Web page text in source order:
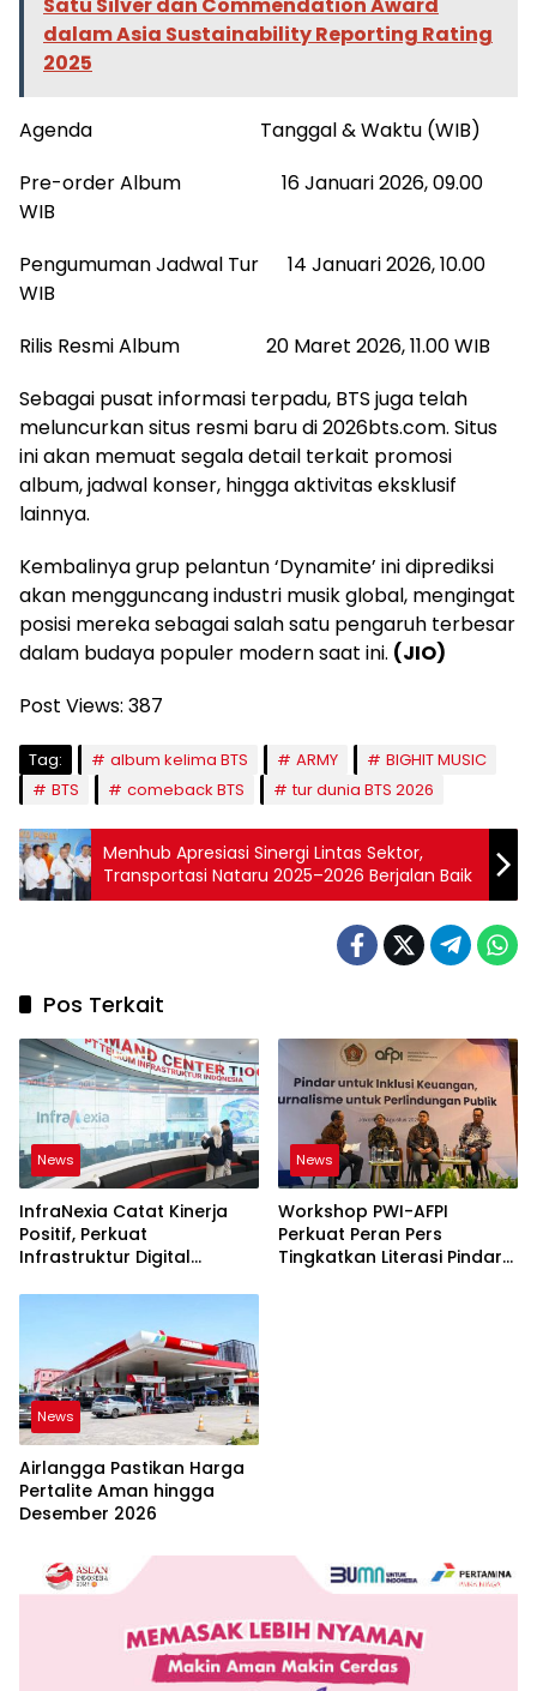
dalam Asia Sustainability Reporting Rating
2025
Agenda Tanggal & Waktu (WIB)
Pre-order Album 16 Januari 2026, 09.00
WIB
Pengumuman Jadwal Tur 14 Januari 2026, 10.00
WIB
Rilis Resmi Album 20 Maret 2026, 11.00 WIB
Sebagai pusat informasi terpadu, BTS juga telah
meluncurkan situs resmi baru di 2026bts.com. Situs
ini akan memuat segala detail terkait promosi
album, jadwal konser, hingga aktivitas eksklusif
lainnya.
Kembalinya grup pelantun ‘Dynamite’ ini diprediksi
akan mengguncang industri musik global, mengingat
posisi mereka sebagai salah satu pengaruh terbesar
dalam budaya populer modern saat ini. (JIO)
Post Views: 387
Tag: album kelima BTS ARMY
BIGHIT MUSIC
BTS
comeback BTS tur dunia BTS 2026
Menhub Apresiasi Sinergi Lintas Sektor,
Transportasi Nataru 2025–2026 Berjalan Baik
Pos Terkait
News
InfraNexia Catat Kinerja
Positif, Perkuat
Infrastruktur Digital
News
Workshop PWI-AFPI
Perkuat Peran Pers
Tingkatkan Literasi Pindar
News
Airlangga Pastikan Harga
Pertalite Aman hingga
Desember 2026